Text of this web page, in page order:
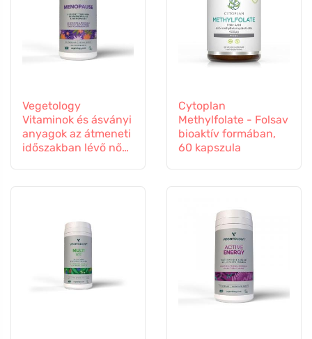
Vegetology
Vitaminok és ásványi
anyagok az átmeneti
időszakban lévő nők
Cytoplan
Methylfolate - Folsav
bioaktív formában,
60 kapszula